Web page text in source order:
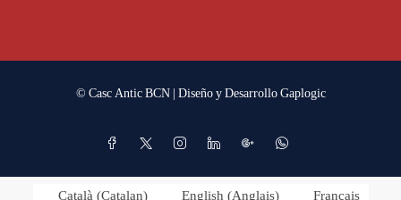
© Casc Antic BCN | Diseño y DesarrolloGaplogic
Català (Catalan) English (Anglais) Français